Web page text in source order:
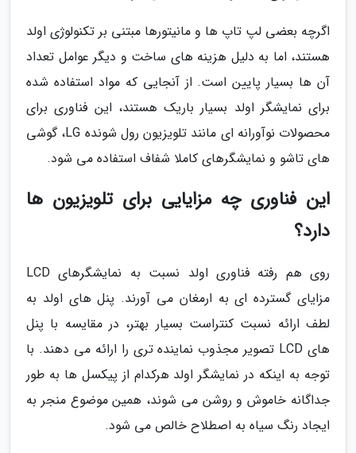
اگرچه بعضی لپ تاپ ها و مانیتورها مبتنی بر تکنولوژی اولد
هستند، اما به دلیل هزینه های ساخت و دیگر عوامل تعداد
آن ها بسیار پایین است. از آنجایی که مواد استفاده شده
برای نمایشگر اولد بسیار باریک هستند، این فناوری برای
محصولات نوآورانه ای مانند تلویزیون رول شونده LG، گوشی
های تاشو و نمایشگرهای کاملا شفاف استفاده می شود.
این فناوری چه مزایایی برای تلویزیون ها
دارد؟
روی هم رفته فناوری اولد نسبت به نمایشگرهای LCD
مزایای گسترده ای به ارمغان می آورند. پنل های اولد به
لطف ارائه نسبت کنتراست بسیار بهتر، در مقایسه با پنل
های LCD تصویر مجذوب نماینده تری را ارائه می دهند. با
توجه به اینکه در نمایشگر اولد هرکدام از پیکسل ها به طور
جداگانه خاموش و روشن می شوند، همین موضوع منجر به
ایجاد رنگ سیاه به اصطلاح خالص می شود.